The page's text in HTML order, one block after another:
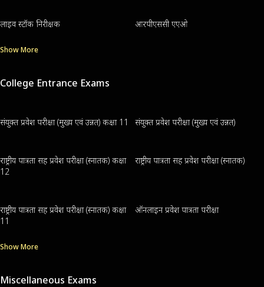
लाइव स्टॉक निरीक्षक आरपीएससी एएओ
Show More
College Entrance Exams
संयुक्त प्रवेश परीक्षा (मुख्य एवं उन्नत) कक्षा 11 संयुक्त प्रवेश परीक्षा (मुख्य एवं उन्नत)
राष्ट्रीय पात्रता सह प्रवेश परीक्षा (स्नातक) कक्षा
12
राष्ट्रीय पात्रता सह प्रवेश परीक्षा (स्नातक)
राष्ट्रीय पात्रता सह प्रवेश परीक्षा (स्नातक) कक्षा
11
ऑनलाइन प्रवेश पात्रता परीक्षा
Show More
Miscellaneous Exams